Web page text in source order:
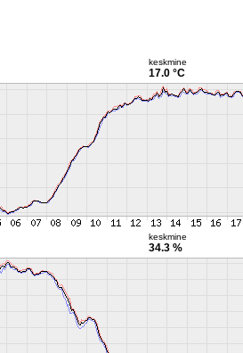
keskmine
17.0 °C
keskmine
34.3 %